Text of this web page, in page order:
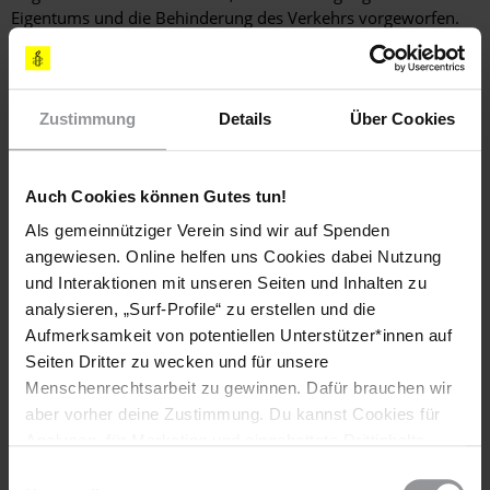
Zustimmung Details Über Cookies
Auch Cookies können Gutes tun!
Als gemeinnütziger Verein sind wir auf Spenden
angewiesen. Online helfen uns Cookies dabei Nutzung
und Interaktionen mit unseren Seiten und Inhalten zu
analysieren, „Surf-Profile“ zu erstellen und die
Aufmerksamkeit von potentiellen Unterstützer*innen auf
Seiten Dritter zu wecken und für unsere
Menschenrechtsarbeit zu gewinnen. Dafür brauchen wir
aber vorher deine Zustimmung. Du kannst Cookies für
Eigentums und die Behinderung des Verkehrs vorgeworfen.
Diese Vorwürfe werden häufig von den Behörden genutzt, um
die Versammlungsfreiheit zu beschränken und den Ägyptern
das Recht auf friedlichen Protest zu verweigern.
Weiterlesen
Ägypten muss scharfes Vorgehen gegen Protestierende
Länderberichte zu Ägypten
Jetzt mitmachen: Aktuelle Eilaktionen zu Ägypten
Weitere Informationen
Länder